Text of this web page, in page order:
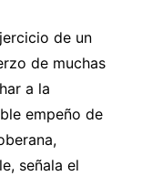
de un
de muchas
a la
empeño de
señala el